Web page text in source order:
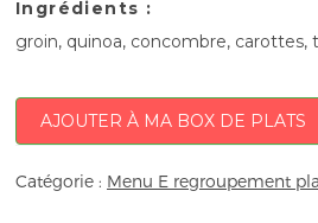
Ingrédients :
groin, quinoa, concombre,
AJOUTER À MA BOX DE PLATS
Catégorie : Menu E regroupement